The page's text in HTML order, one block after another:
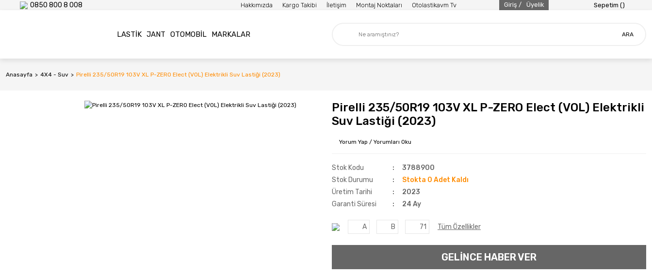
0850 800 8 008 Hakkımızda Kargo Takibi İletişim Montaj Noktaları Otolastikavm Tv Giriş / Üyelik Sepetim ()
LASTIK JANT OTOMOBIL MARKALAR ARA
Anasayfa 4X4 - Suv Pirelli 235/50R19 103V XL P-ZERO Elect (VOL) Elektrikli Suv Lastiği (2023)
Pirelli 235/50R19 103V XL P-ZERO Elect (VOL) Elektrikli
Suv Lastiği (2023)
Yorum Yap / Yorumları Oku
Stok Kodu
3788900
Stok Durumu
Stokta 0 Adet Kaldı
Üretim Tarihi
2023
Garanti Süresi
24 Ay
A B 71 Tüm Özellikler
GELİNCE HABER VER